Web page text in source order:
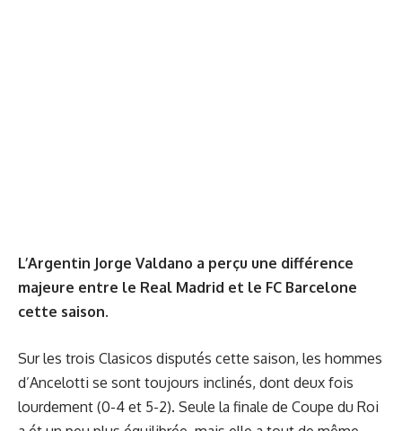
L’Argentin Jorge Valdano a perçu une différence
majeure entre le Real Madrid et le FC Barcelone
cette saison.
Sur les trois Clasicos disputés cette saison, les hommes
d’Ancelotti se sont toujours inclinés, dont deux fois
lourdement (0-4 et 5-2). Seule la finale de Coupe du Roi